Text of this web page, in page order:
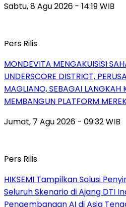
Sabtu, 8 Agu 2026 - 14:19 WIB
Pers Rilis
MONDEVITA MENGAKUISISI
UNDERSCORE DISTRICT,
MAGLIANO, SEBAGAI LANGKAH
MEMBANGUN PLATFORM
Jumat, 7 Agu 2026 - 09:32 WIB
Pers Rilis
HIKSEMI Tampilkan Solusi
Seluruh Skenario di Ajang DTI
Pengembangan AI di Asia